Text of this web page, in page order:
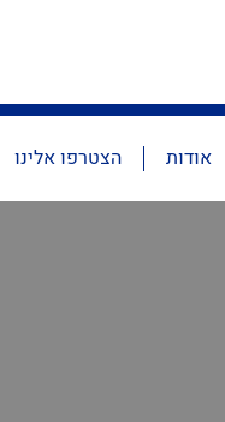
אודות הצטרפו אלינו